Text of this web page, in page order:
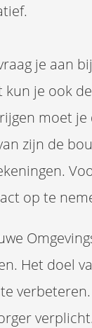
je aan bij
kun je ook de
moet
zijn de
op te
Het doel